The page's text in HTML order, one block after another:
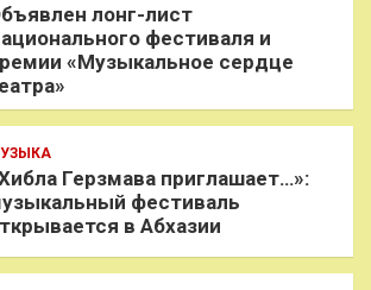
лонг-лист
фестиваля и
«Музыкальное сердце
Герзмава приглашает…»:
фестиваль
в Абхазии